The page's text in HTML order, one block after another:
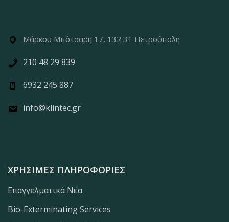
Μάρκου Μπότσαρη 17, 132 31 Πετρούπολη
210 48 29 839
6932 245 887
info@klintec.gr
ΧΡΉΣΙΜΕΣ ΠΛΗΡΟΦΟΡΊΕΣ
Επαγγελματικά Νέα
Bio-Exterminating Services